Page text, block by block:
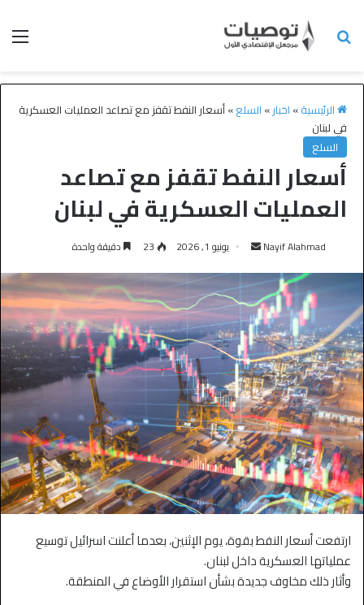
الرئيسية» اخبار» السلع»أسعار النفط تقفز مع تصاعد العمليات العسكرية
في لبنان
السلع
أسعار النفط تقفز مع تصاعد
العمليات العسكرية في لبنان
Nayif Alahmad يونيو 1, 2026 23 دقيقة واحدة
ارتفعت أسعار النفط بقوة، يوم الإثنين، بعدما أعلنت اسرائيل توسيع
عملياتها العسكرية داخل لبنان.
وأثار ذلك مخاوف جديدة بشأن استقرار الأوضاع في المنطقة.